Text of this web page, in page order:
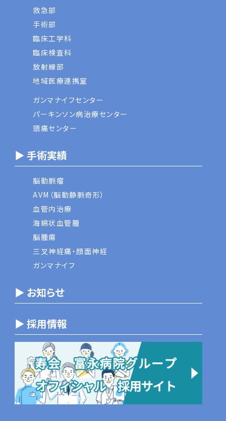
救急部
手術部
臨床工学科
臨床検査科
放射線部
地域医療連携室
ガンマナイフセンター
パーキンソン病治療センター
頭痛センター
▶ 手術実績
脳動脈瘤
AVM（脳動静脈奇形）
血管内治療
海綿状血管腫
脳腫瘍
三叉神経痛・顔面神経
ガンマナイフ
▶ お知らせ
▶ 採用情報